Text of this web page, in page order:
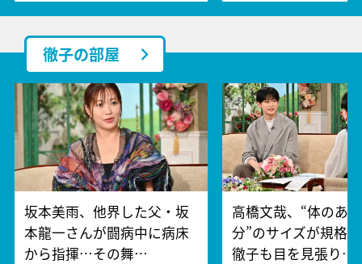
徹子の部屋
坂本美雨、他界した父・坂
本龍一さんが闘病中に病床
から指揮…その舞…
高橋文哉、“体のあ
分”のサイズが規格
徹子も目を見張り…